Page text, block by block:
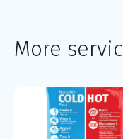
More